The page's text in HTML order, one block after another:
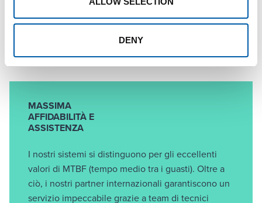
DENY
energia e di acqua.
MASSIMA
AFFIDABILITÀ E
ASSISTENZA
I nostri sistemi si distinguono per gli eccellenti
valori di MTBF (tempo medio tra i guasti). Oltre a
ciò, i nostri partner internazionali garantiscono un
servizio impeccabile grazie a team di tecnici